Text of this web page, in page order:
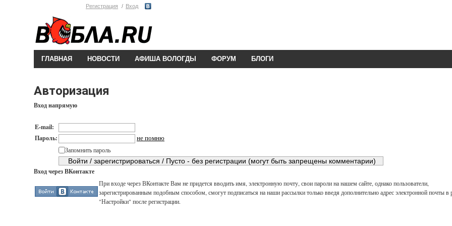
Регистрация Вход
ГЛАВНАЯ НОВОСТИ АФИША ВОЛОГДЫ ФОРУМ БЛОГИ
Авторизация
Вход напрямую
E-mail:
Пароль:
не помню
Запомнить пароль
Вход через ВКонтакте
При входе через ВКонтакте Вам не придется вводить имя, электронную почту, свои пароли на нашем сайте, однако пользователи,
зарегистрированным подобным способом, смогут подписаться на наши рассылки только введя дополнительно адрес электронной почты в
"Настройки" после регистрации.